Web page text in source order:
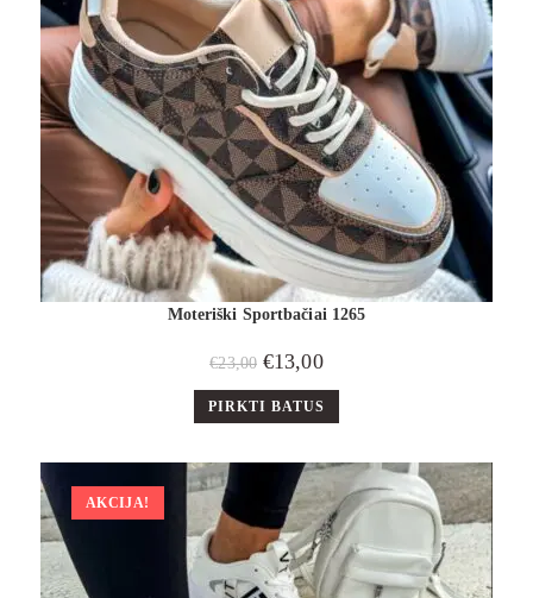
Moteriški Sportbačiai 1265
€23,00 €13,00
PIRKTI BATUS
AKCIJA!